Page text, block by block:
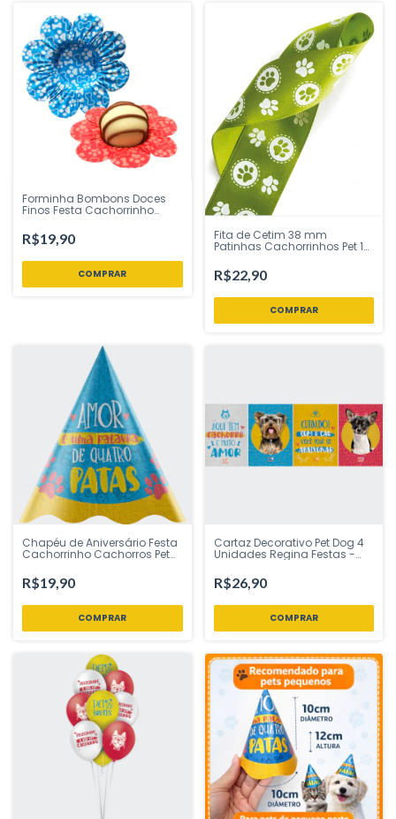
Forminha Bombons Doces
Finos Festa Cachorrinho
Festas - Inspire sua Festa
Loja sweet
R$19,90 Fita de Cetim 38 mm
Patinhas Cachorrinhos Pet 10
sua Festa Loja
R$22,90
Chapéu de Aniversário Festa
Cachorrinho Cachorros Pet
Inspire sua Festa Loja
R$19,90
Cartaz Decorativo Pet Dog 4
Unidades Regina Festas -
R$26,90